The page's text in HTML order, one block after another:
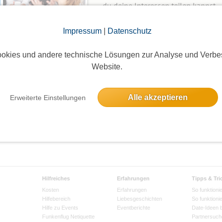
Impressum| Datenschutz
und andere technische Lösungen zur Analyse und
Website.
Erweiterte Einstellungen Alle akzeptieren
du deine Interessen teilen kannst.
Wie mache ich das?
Neue Gruppe anlegen
Hilfreiches
Kosten
Hilfebereich
Hilfe zu Events
Funkenflug Netiquette
Erfahrungen
Erfahrungen
Liebesgeschichten
Eventberichte
Tipps &
So
So
Date-Ideen